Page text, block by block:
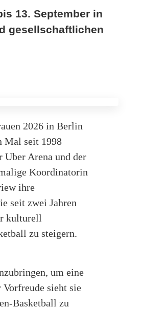
13. September in
gesellschaftlichen
2026 in Berlin
Mal seit 1998
Uber Arena und der
Koordinatorin
ihre
seit zwei Jahren
kulturell
zu steigern.
um eine
sieht sie
Basketball zu